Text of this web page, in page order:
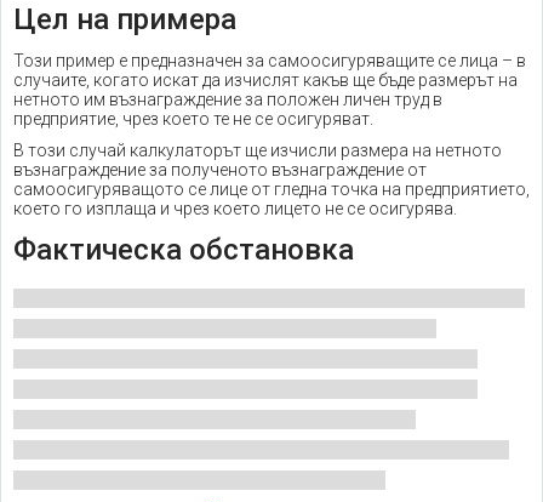
Цел на примера
Този пример е предназначен за самоосигуряващите се лица – в
случаите, когато искат да изчислят какъв ще бъде размерът на
нетното им възнаграждение за положен личен труд в
предприятие, чрез което те не се осигуряват.
В този случай калкулаторът ще изчисли размера на нетното
възнаграждение за полученото възнаграждение от
самоосигуряващото се лице от гледна точка на предприятието,
което го изплаща и чрез което лицето не се осигурява.
Фактическа обстановка